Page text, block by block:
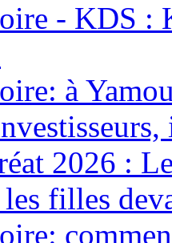
- KDS :
à
2026 :
filles